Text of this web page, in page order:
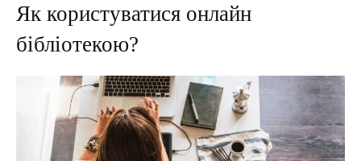
Як користуватися онлайн
бібліотекою?